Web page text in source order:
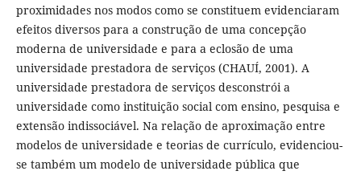
proximidades nos modos como se constituem evidenciaram
efeitos diversos para a construção de uma concepção
moderna de universidade e para a eclosão de uma
universidade prestadora de serviços (CHAUÍ, 2001). A
universidade prestadora de serviços desconstrói a
universidade como instituição social com ensino, pesquisa e
extensão indissociável. Na relação de aproximação entre
modelos de universidade e teorias de currículo, evidenciou-
se também um modelo de universidade pública que